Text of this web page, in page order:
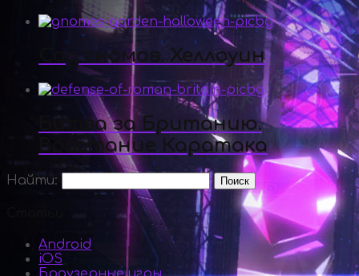
Сад гномов. Хеллоуин
Битва за Британию.
Восстание Каратака
Найти:
Android
iOS